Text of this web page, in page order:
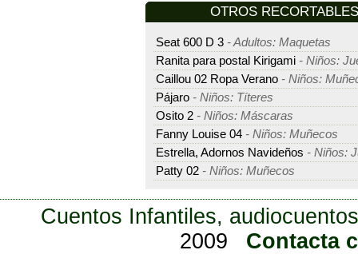
OTROS
Seat 600 D 3 - Adultos: Maquetas
Ranita para postal Kirigami - Niños:
Caillou 02 Ropa Verano - Niños:
Pájaro - Niños: Títeres
Osito 2 - Niños: Máscaras
Fanny Louise 04 - Niños: Muñecos
Estrella, Adornos Navideños - Niños:
Patty 02 - Niños: Muñecos
Cuentos Infantiles,
2009
Contacta